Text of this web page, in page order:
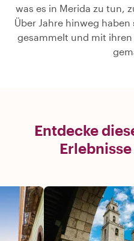
was es in Merida zu tun,
Über Jahre hinweg
gesammelt und mit
Entdecke